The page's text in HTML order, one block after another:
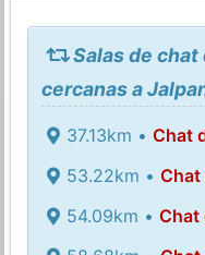
Salas de chat
cercanas a
37.13km • Chat
53.22km • Chat
54.09km • Chat